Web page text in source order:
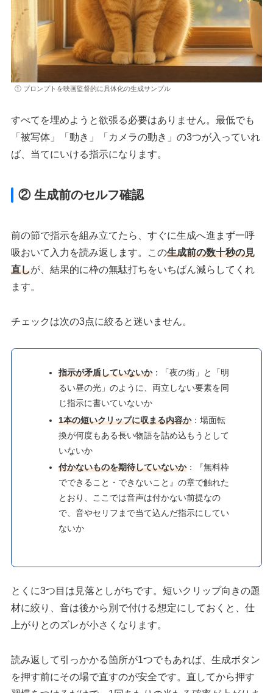
① プロンプトを映画監督的に具体化の生成サンプル
すべてを埋めようと欲張る必要はありません。最低でも
「被写体」「動き」「カメラの動き」の3つが入っていれ
ば、当てにいける指示になります。
② 生成前のセルフ確認
前の節で指示を組み立てたら、すぐに生成へ進まず一呼
吸おいて入力を読み返します。この生成前の数十秒の見
直しが、結果的に枠の無駄打ちをいちばん減らしてくれ
ます。
チェックは次の3点に絞ると迷いません。
指示が矛盾していないか：「夜の街」と「明
るい昼の光」のように、両立しない要素を同
じ指示に書いていないか
1本の短いクリップに収まる内容か：場面転
換が何度もある長い物語を詰め込もうとして
いないか
付かないものを期待していないか：『無料枠
でできること・できないこと』の章で触れた
とおり、ここでは音声は付かない前提なの
で、音やセリフまで当て込んだ指示にしてい
ないか
とくに3つ目は見落としがちです。短いクリップ向きの題
材に絞り、音は後から別で付ける想定にしておくと、仕
上がりとのズレが小さくなります。
読み返して引っかかる箇所が1つでもあれば、生成ボタン
を押す前にその場で直すのが安全です。直してから押す